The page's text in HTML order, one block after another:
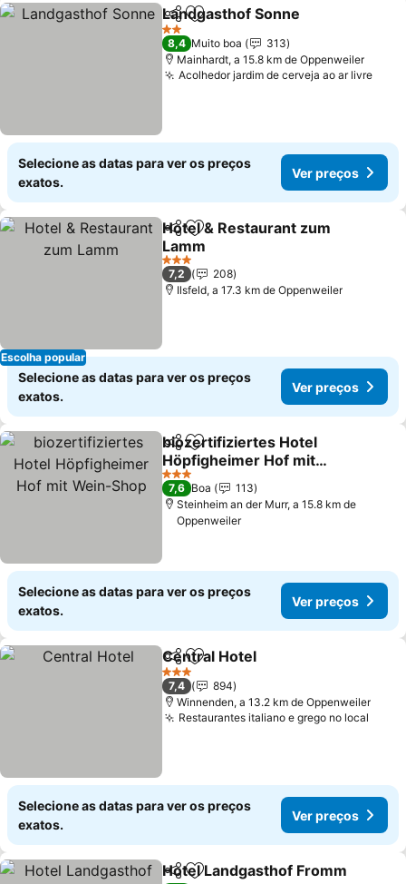
PartilharAdicionar aos favoritos
Landgasthof Sonne
2 Estrelas
8,4 Muito boa
313
Mainhardt, a 15.8 km de Oppenweiler
Acolhedor jardim de cerveja ao ar livreVer
Selecione as datas para ver os preços
exatos.
Ver preços
Escolha popular
PartilharAdicionar aos favoritos
Hotel & Restaurant zum
Lamm
Ver preços
3 Estrelas
7,2
208
Ilsfeld, a 17.3 km de Oppenweiler
Selecione as datas para ver os preços
exatos.
Ver preços
PartilharAdicionar aos favoritos
biozertifiziertes Hotel
Höpfigheimer Hof mit
Wein-Shop
Ver preços
3 Estrelas
7,6 Boa
113
Steinheim an der Murr, a 15.8 km de
Oppenweiler
Selecione as datas para ver os preços
exatos.
Ver preços
PartilharAdicionar aos favoritos
Central Hotel
3 Estrelas
7,4
894
Winnenden, a 13.2 km de Oppenweiler
Restaurantes italiano e grego no local
Selecione as datas para ver os preços
exatos.
Ver preços
PartilharAdicionar aos favoritos
Hotel Landgasthof Fromm